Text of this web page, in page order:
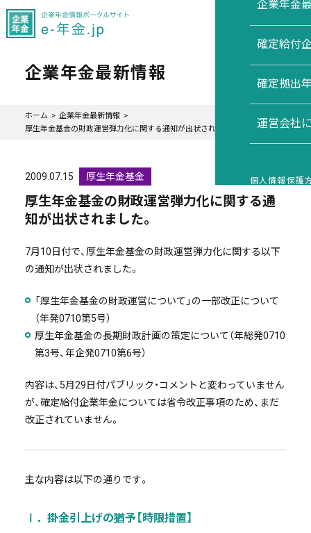
企業年金
確定給付
確定拠出
運営会社
個人情報保護
企業年金最新情報
ホーム
企業年金最新情報
厚生年金基金の財政運営弾力化に関する通知が出状されました。
2009.07.15 厚生年金基金
厚生年金基金の財政運営弾力化に関する通
知が出状されました。
7月10日付で、厚生年金基金の財政運営弾力化に関する以下
の通知が出状されました。
「厚生年金基金の財政運営について」の一部改正について
（年発0710第5号）
厚生年金基金の長期財政計画の策定について（年総発0710
第3号、年企発0710第6号）
内容は、5月29日付パブリック・コメントと変わっていません
が、確定給付企業年金については省令改正事項のため、まだ
改正されていません。
主な内容は以下の通りです。
Ⅰ．掛金引上げの猶予【時限措置】